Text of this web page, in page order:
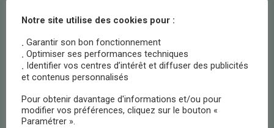
Catégorisé comme Actualités
Notre mission
Notre site utilise des cookies pour :
. Garantir son bon fonctionnement
. Optimiser ses performances techniques
. Identifier vos centres d’intérêt et diffuser des publicités
et contenus personnalisés
Pour obtenir davantage d'informations et/ou pour
modifier vos préférences, cliquez sur le bouton «
Paramétrer ».